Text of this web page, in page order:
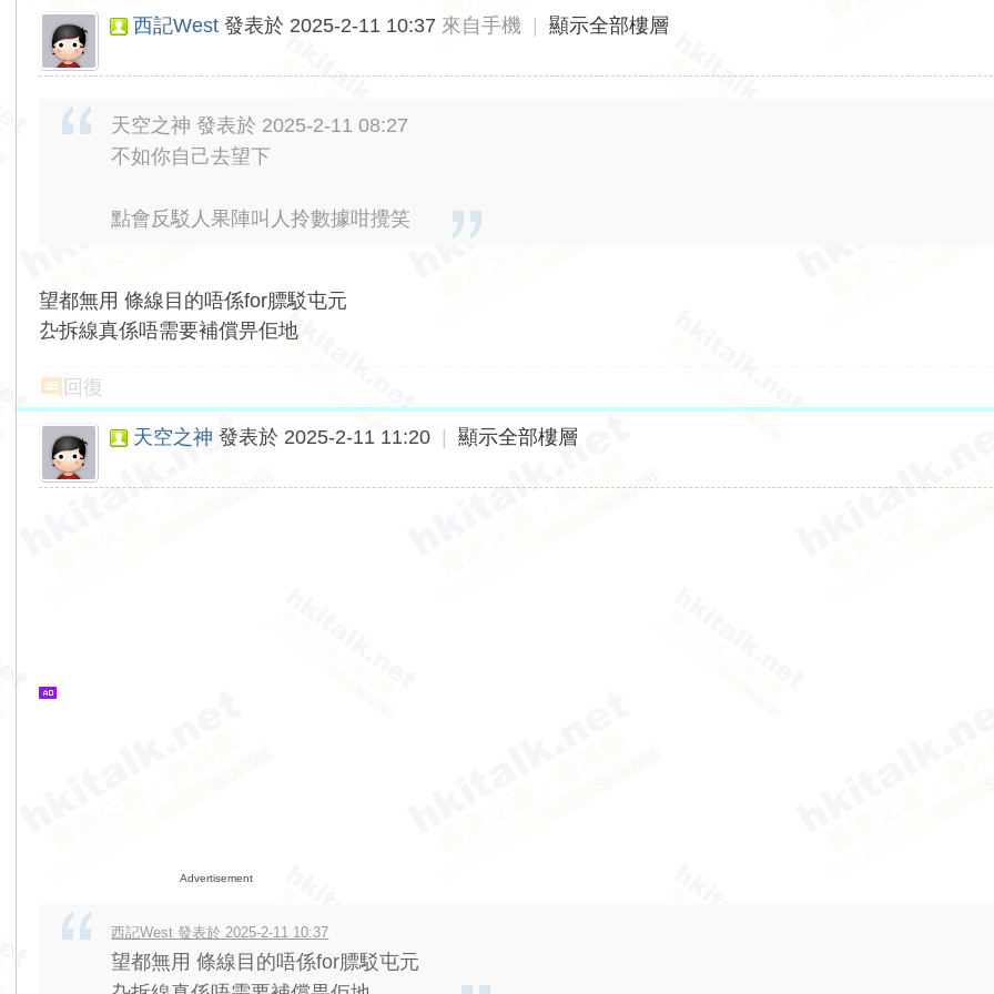
西記West 發表於 2025-2-11 10:37 來自手機 顯示全部樓層
天空之神 發表於 2025-2-11 08:27
不如你自己去望下
點會反駁人果陣叫人拎數據咁攪笑
望都無用 條線目的唔係for膘駁屯元
厹拆線真係唔需要補償畀佢地
回復
天空之神 發表於 2025-2-11 11:20 顯示全部樓層
Advertisement
西記West 發表於 2025-2-11 10:37
望都無用 條線目的唔係for膘駁屯元